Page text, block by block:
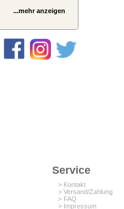
...mehr anzeigen
Service
> Kontakt
> Versand/Zahlung
> FAQ
> Impressum